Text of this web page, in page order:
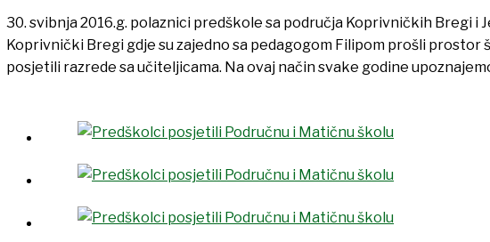
30. svibnja 2016.g. polaznici predškole sa područja Koprivničkih Bregi i
Koprivnički Bregi gdje su zajedno sa pedagogom Filipom prošli
posjetili razrede sa učiteljicama. Na ovaj način svake godine